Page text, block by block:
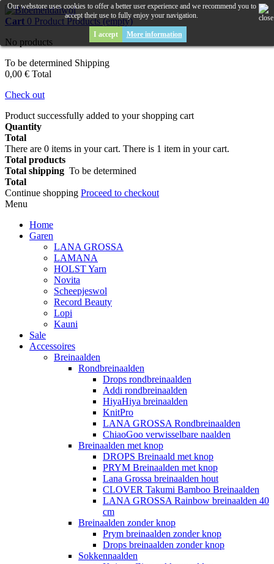
Cart 0 Product Products (empty)
No products
To be determined Shipping
0,00 € Total
Check out
Product successfully added to your shopping cart
Quantity
Total
There are 0 items in your cart. There is 1 item in your cart.
Total products
Total shipping To be determined
Total
Continue shopping Proceed to checkout
Menu
Home
Garen
LANA GROSSA
LAMANA
HOLST Yarn
Novita
Scheepjeswol
Record Beauty
Lopi
Kauni
Sale
Accessoires
Breinaalden
Rondbreinaalden
Drops rondbreinaalden
Addi rondbreinaalden
HiyaHiya breinaalden
KnitPro
LANA GROSSA Rondbreinaalden
ChiaoGoo verwisselbare naalden
Breinaalden met knop
DROPS Breinaald met knop
PRYM Breinaalden met knop
Lana Grossa breinaalden hout
CLOVER Takumi Bamboo Breinaalden
LANA GROSSA Rainbow breinaalden 40
cm
Breinaalden zonder knop
Prym breinaalden zonder knop
Drops breinaalden zonder knop
Sokkennaalden
Our webstore uses cookies to offer a better user experience and we recommend you to
accept their use to fully enjoy your navigation.
I accept More information